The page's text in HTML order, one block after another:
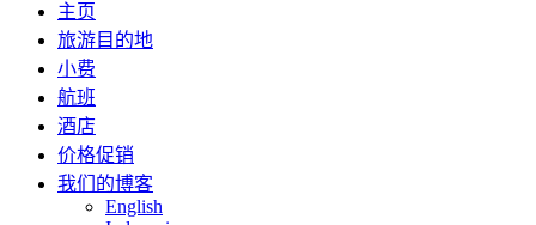
主页
旅游目的地
小费
航班
酒店
价格促销
我们的博客
English